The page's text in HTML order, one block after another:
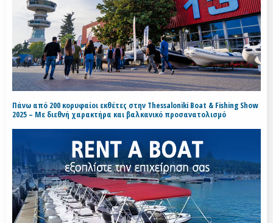
Πάνω από 200 κορυφαίοι εκθέτες στην Thessaloniki Boat & Fishing Show
2025 – Με διεθνή χαρακτήρα και βαλκανικό προσανατολισμό